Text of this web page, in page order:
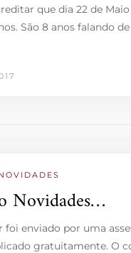
que dia 22 de
São 8 anos falando de
Novidades…
foi enviado por uma
gratuitamente. O